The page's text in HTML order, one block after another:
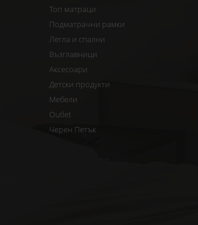
Топ матраци
Подматрачни рамки
Легла и спални
Възглавници
Аксесоари
Детски продукти
Мебели
Outlet
Черен Петък